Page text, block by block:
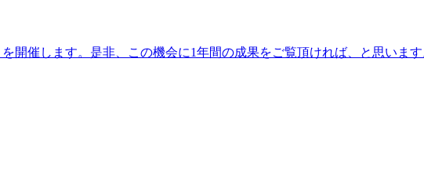
開催します。是非、この機会に1年間の成果をご覧頂ければ、と思いま